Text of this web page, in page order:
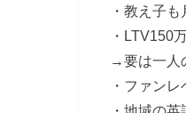
・教え子
・LTV150
→要は一人
・ファン